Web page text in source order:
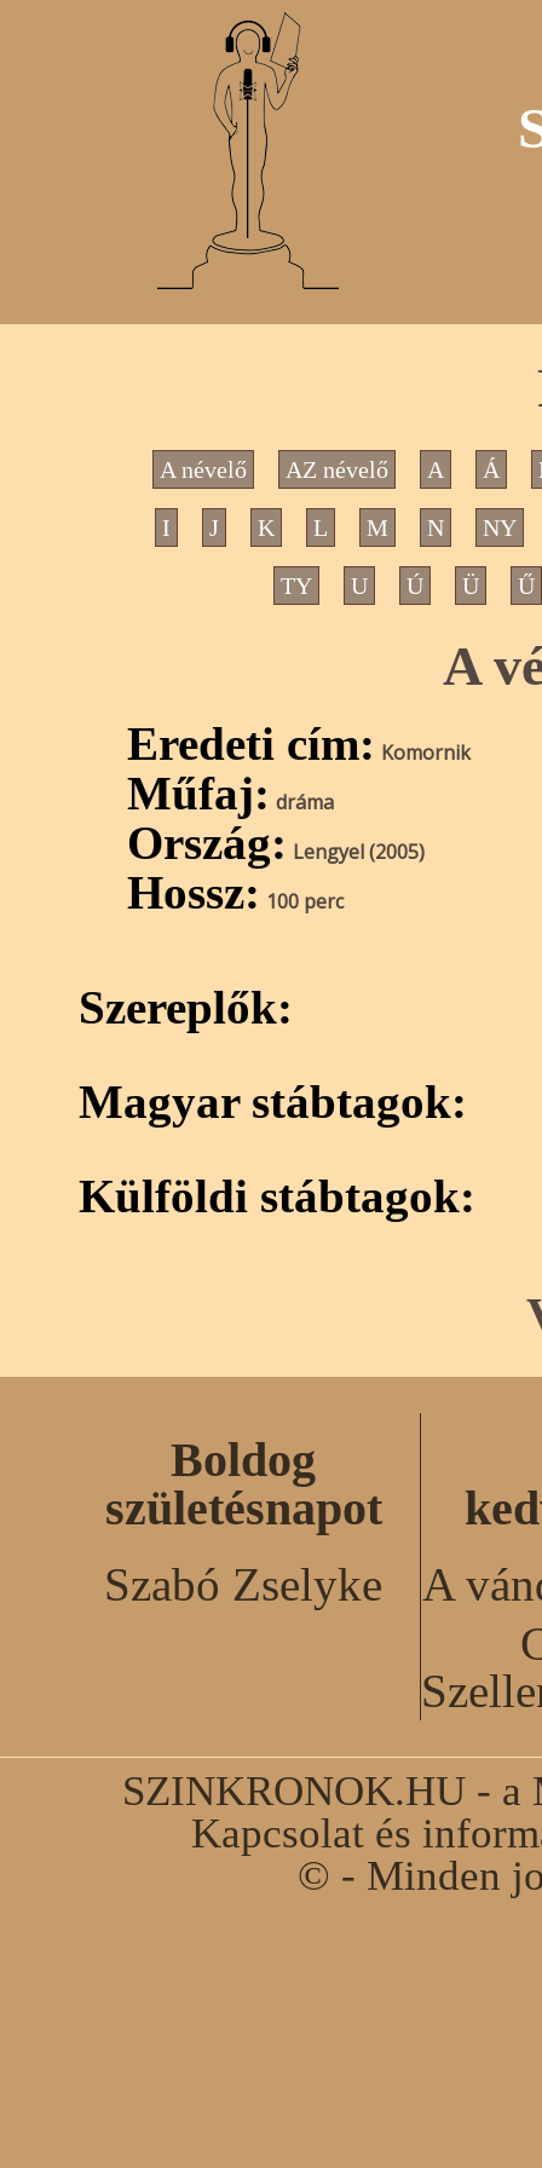
A névelő AZ névelő A Á
I J K L M N NY
TY U Ú Ü Ű
A
Eredeti cím: Komornik
Műfaj: dráma
Ország: Lengyel (2005)
Hossz: 100 perc
Szereplők:
Magyar stábtagok:
Külföldi stábtagok:
Boldog
születésnapot
Szabó Zselyke
A
SZINKRONOK.HU - a
Kapcsolat és
© - Minden